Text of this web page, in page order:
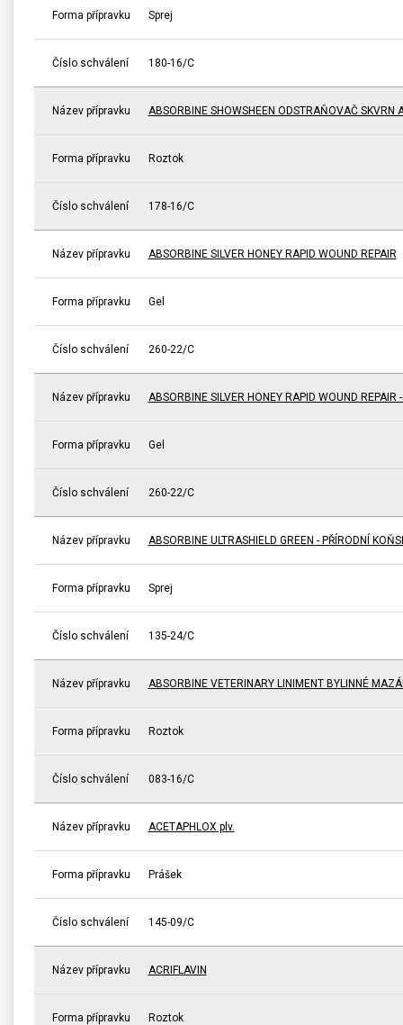
Forma přípravku Sprej
Číslo schválení 180-16/C
Název přípravku ABSORBINE SHOWSHEEN ODSTRAŇOVAČ SKVRN
Forma přípravku Roztok
Číslo schválení 178-16/C
Název přípravku ABSORBINE SILVER HONEY RAPID WOUND REPAIR
Forma přípravku Gel
Číslo schválení 260-22/C
Název přípravku ABSORBINE SILVER HONEY RAPID WOUND REPAIR
Forma přípravku Gel
Číslo schválení 260-22/C
Název přípravku ABSORBINE ULTRASHIELD GREEN - PŘÍRODNÍ
Forma přípravku Sprej
Číslo schválení 135-24/C
Název přípravku ABSORBINE VETERINARY LINIMENT BYLINNÉ
Forma přípravku Roztok
Číslo schválení 083-16/C
Název přípravku ACETAPHLOX plv.
Forma přípravku Prášek
Číslo schválení 145-09/C
Název přípravku ACRIFLAVIN
Forma přípravku Roztok